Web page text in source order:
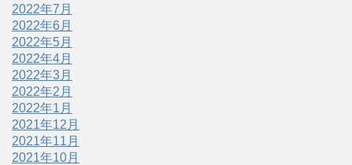
2022年7月
2022年6月
2022年5月
2022年4月
2022年3月
2022年2月
2022年1月
2021年12月
2021年11月
2021年10月